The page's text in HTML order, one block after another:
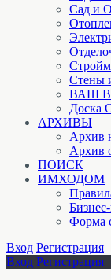
Сад и
Стены
ВАШ
АРХИВЫ
Архив
Архив
ПОИСК
ИМХОДОМ
Форма
Вход Регистрация
Вход Регистрация